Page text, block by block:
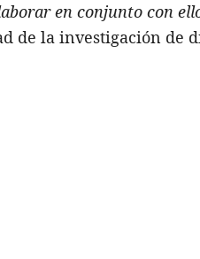
en conjunto con
de la investigación de